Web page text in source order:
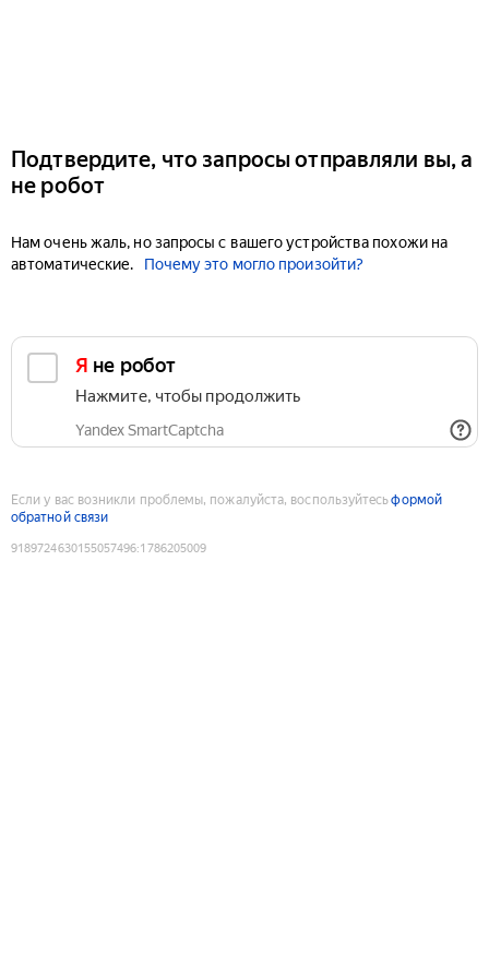
Подтвердите, что запросы отправляли вы, а
не робот
Нам очень жаль, но запросы с вашего устройства похожи на
автоматические.
Почему это могло произойти?
Я не робот
Нажмите, чтобы продолжить
Yandex SmartCaptcha
Если у вас возникли проблемы, пожалуйста, воспользуйтесьформой
обратной связи
9189724630155057496:1786205009